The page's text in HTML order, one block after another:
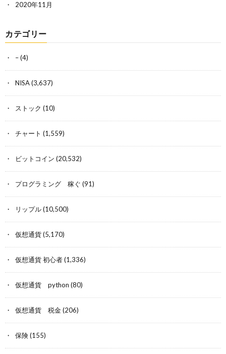
2020年11月
カテゴリー
–(4)
NISA(3,637)
ストック (10)
チャート (1,559)
ビットコイン (20,532)
プログラミング 稼ぐ (91)
リップル(10,500)
仮想通貨(5,170)
仮想通貨 初心者(1,336)
仮想通貨 python (80)
仮想通貨 税金(206)
保険(155)